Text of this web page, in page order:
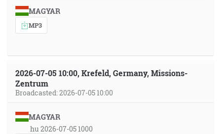
MAGYAR
MP3
2026-07-05 10:00, Krefeld, Germany, Missions-
Zentrum
Broadcasted: 2026-07-05 10:00
MAGYAR
hu 2026-07-05 1000